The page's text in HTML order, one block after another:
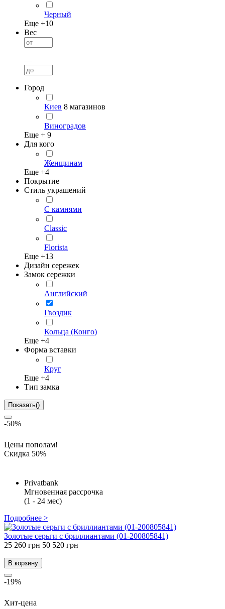
Черный
Еще +10
Вес
—
Город
Киев 8 магазинов
Виноградов
Еще + 9
Для кого
Женщинам
Еще +4
Покрытие
Стиль украшений
С камнями
Classic
Florista
Еще +13
Дизайн сережек
Замок сережки
Английский
Гвоздик
Кольца (Конго)
Еще +4
Форма вставки
Круг
Еще +4
Тип замка
Показать()
-50%
Цены пополам!
Скидка 50%
Privatbank
Мгновенная рассрочка
(1 - 24 мес)
Подробнее >
Золотые серьги с бриллиантами (01-200805841)
25 260 грн 50 520 грн
В корзину
-19%
Хит-цена